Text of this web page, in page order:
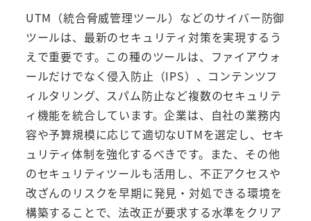
UTM（統合脅威管理ツール）などのサイバー防御
ツールは、最新のセキュリティ対策を実現するう
えで重要です。この種のツールは、ファイアウォ
ールだけでなく侵入防止（IPS）、コンテンツフ
ィルタリング、スパム防止など複数のセキュリテ
ィ機能を統合しています。企業は、自社の業務内
容や予算規模に応じて適切なUTMを選定し、セキ
ュリティ体制を強化するべきです。また、その他
のセキュリティツールも活用し、不正アクセスや
改ざんのリスクを早期に発見・対処できる環境を
構築することで、法改正が要求する水準をクリア